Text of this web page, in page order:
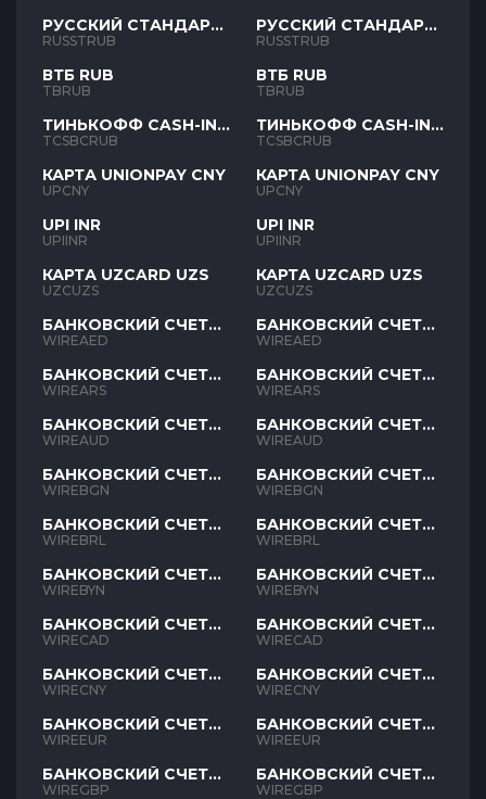
РУССКИЙ СТАНДАРТ
RUB
RUSSTRUB
ВТБ RUB
TBRUB
ТИНЬКОФФ CASH-IN
RUB
TCSBCRUB
КАРТА UNIONPAY CNY
UPCNY
UPI INR
UPIINR
КАРТА UZCARD UZS
UZCUZS
БАНКОВСКИЙ СЧЕТ
AED
WIREAED
БАНКОВСКИЙ СЧЕТ
ARS
WIREARS
БАНКОВСКИЙ СЧЕТ
AUD
WIREAUD
БАНКОВСКИЙ СЧЕТ
BGN
WIREBGN
БАНКОВСКИЙ СЧЕТ
BRL
WIREBRL
БАНКОВСКИЙ СЧЕТ
BYN
WIREBYN
БАНКОВСКИЙ СЧЕТ
CAD
WIRECAD
БАНКОВСКИЙ СЧЕТ
CNY
WIRECNY
БАНКОВСКИЙ СЧЕТ
EUR
WIREEUR
БАНКОВСКИЙ СЧЕТ
GBP
WIREGBP
РУССКИЙ СТАНДАРТ
RUB
RUSSTRUB
ВТБ RUB
TBRUB
ТИНЬКОФФ CASH-IN
RUB
TCSBCRUB
КАРТА UNIONPAY CNY
UPCNY
UPI INR
UPIINR
КАРТА UZCARD UZS
UZCUZS
БАНКОВСКИЙ СЧЕТ
AED
WIREAED
БАНКОВСКИЙ СЧЕТ
ARS
WIREARS
БАНКОВСКИЙ СЧЕТ
AUD
WIREAUD
БАНКОВСКИЙ СЧЕТ
BGN
WIREBGN
БАНКОВСКИЙ СЧЕТ
BRL
WIREBRL
БАНКОВСКИЙ СЧЕТ
BYN
WIREBYN
БАНКОВСКИЙ СЧЕТ
CAD
WIRECAD
БАНКОВСКИЙ СЧЕТ
CNY
WIRECNY
БАНКОВСКИЙ СЧЕТ
EUR
WIREEUR
БАНКОВСКИЙ СЧЕТ
GBP
WIREGBP